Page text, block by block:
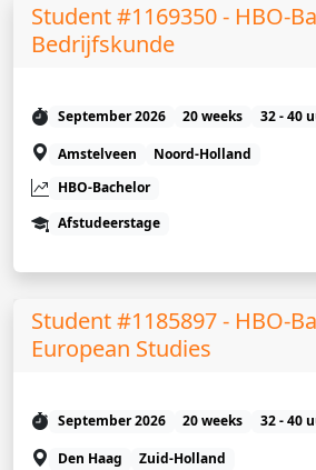
Student #1169350 - HBO-
Bedrijfskunde
September 2026 20 weeks
32 - 40
Amstelveen
Noord-Holland
HBO-Bachelor
Afstudeerstage
Student #1185897 - HBO-
European Studies
September 2026 20 weeks
32 - 40
Den Haag
Zuid-Holland